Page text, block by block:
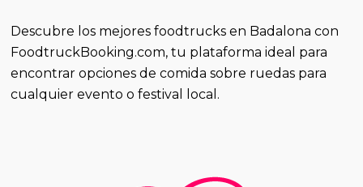
Descubre los mejores foodtrucks en Badalona con
FoodtruckBooking.com, tu plataforma ideal para
encontrar opciones de comida sobre ruedas para
cualquier evento o festival local.